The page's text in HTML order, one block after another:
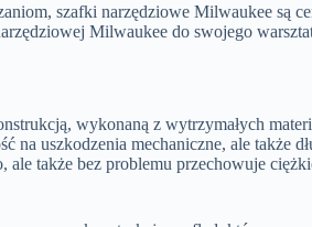
szafki narzędziowe Milwaukee są
Milwaukee do swojego
wykonaną z wytrzymałych
na uszkodzenia mechaniczne, ale także
także bez problemu przechowuje